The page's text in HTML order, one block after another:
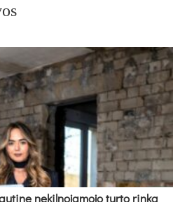
nekilnojamojo turto rinką